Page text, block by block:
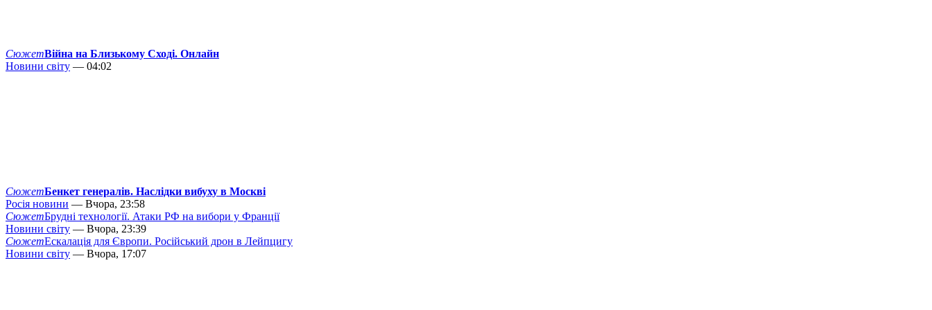
СюжетВійна на Близькому Сході. Онлайн
Новини світу — 04:02
СюжетБенкет генералів. Наслідки вибуху в Москві
Росія новини — Вчора, 23:58
СюжетБрудні технології. Атаки РФ на вибори у Франції
Новини світу — Вчора, 23:39
СюжетЕскалація для Європи. Російський дрон в Лейпцигу
Новини світу — Вчора, 17:07